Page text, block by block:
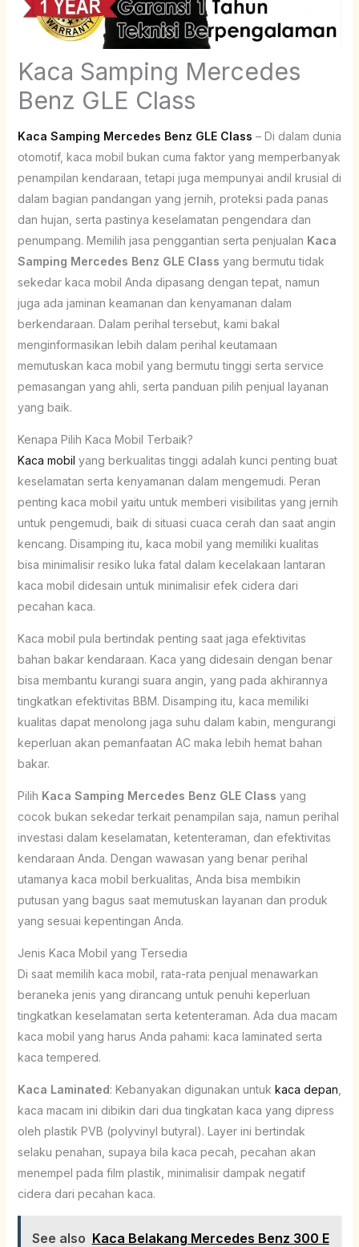
Kaca Samping Mercedes
Benz GLE Class
Kaca Samping Mercedes Benz GLE Class – Di dalam dunia
otomotif, kaca mobil bukan cuma faktor yang memperbanyak
penampilan kendaraan, tetapi juga mempunyai andil krusial di
dalam bagian pandangan yang jernih, proteksi pada panas
dan hujan, serta pastinya keselamatan pengendara dan
penumpang. Memilih jasa penggantian serta penjualan Kaca
Samping Mercedes Benz GLE Class yang bermutu tidak
sekedar kaca mobil Anda dipasang dengan tepat, namun
juga ada jaminan keamanan dan kenyamanan dalam
berkendaraan. Dalam perihal tersebut, kami bakal
menginformasikan lebih dalam perihal keutamaan
memutuskan kaca mobil yang bermutu tinggi serta service
pemasangan yang ahli, serta panduan pilih penjual layanan
yang baik.
Kenapa Pilih Kaca Mobil Terbaik?
Kaca mobil yang berkualitas tinggi adalah kunci penting buat
keselamatan serta kenyamanan dalam mengemudi. Peran
penting kaca mobil yaitu untuk memberi visibilitas yang jernih
untuk pengemudi, baik di situasi cuaca cerah dan saat angin
kencang. Disamping itu, kaca mobil yang memiliki kualitas
bisa minimalisir resiko luka fatal dalam kecelakaan lantaran
kaca mobil didesain untuk minimalisir efek cidera dari
pecahan kaca.
Kaca mobil pula bertindak penting saat jaga efektivitas
bahan bakar kendaraan. Kaca yang didesain dengan benar
bisa membantu kurangi suara angin, yang pada akhirannya
tingkatkan efektivitas BBM. Disamping itu, kaca memiliki
kualitas dapat menolong jaga suhu dalam kabin, mengurangi
keperluan akan pemanfaatan AC maka lebih hemat bahan
bakar.
Pilih Kaca Samping Mercedes Benz GLE Class yang
cocok bukan sekedar terkait penampilan saja, namun perihal
investasi dalam keselamatan, ketenteraman, dan efektivitas
kendaraan Anda. Dengan wawasan yang benar perihal
utamanya kaca mobil berkualitas, Anda bisa membikin
putusan yang bagus saat memutuskan layanan dan produk
yang sesuai kepentingan Anda.
Jenis Kaca Mobil yang Tersedia
Di saat memilih kaca mobil, rata-rata penjual menawarkan
beraneka jenis yang dirancang untuk penuhi keperluan
tingkatkan keselamatan serta ketenteraman. Ada dua macam
kaca mobil yang harus Anda pahami: kaca laminated serta
kaca tempered.
Kaca Laminated: Kebanyakan digunakan untuk kaca depan
kaca macam ini dibikin dari dua tingkatan kaca yang dipress
oleh plastik PVB (polyvinyl butyral). Layer ini bertindak
selaku penahan, supaya bila kaca pecah, pecahan akan
menempel pada film plastik, minimalisir dampak negatif
cidera dari pecahan kaca.
See also Kaca Belakang Mercedes Benz 300 E